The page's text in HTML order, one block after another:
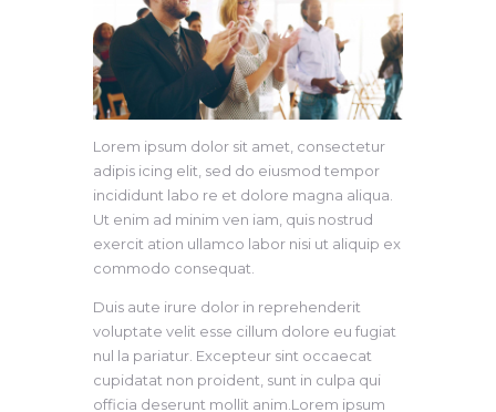
Lorem ipsum dolor sit amet, consectetur
adipis icing elit, sed do eiusmod tempor
incididunt labo re et dolore magna aliqua.
Ut enim ad minim ven iam, quis nostrud
exercit ation ullamco labor nisi ut aliquip ex
commodo consequat.
Duis aute irure dolor in reprehenderit
voluptate velit esse cillum dolore eu fugiat
nul la pariatur. Excepteur sint occaecat
cupidatat non proident, sunt in culpa qui
officia deserunt mollit anim.Lorem ipsum